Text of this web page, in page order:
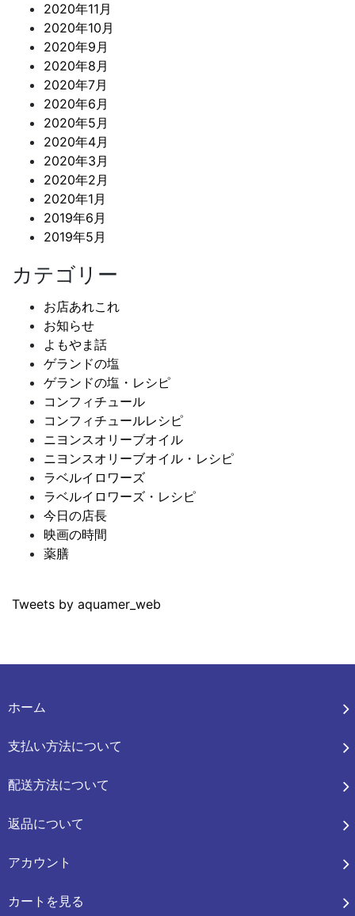
2020年11月
2020年10月
2020年9月
2020年8月
2020年7月
2020年6月
2020年5月
2020年4月
2020年3月
2020年2月
2020年1月
2019年6月
2019年5月
カテゴリー
お店あれこれ
お知らせ
よもやま話
ゲランドの塩
ゲランドの塩・レシピ
コンフィチュール
コンフィチュールレシピ
ニヨンスオリーブオイル
ニヨンスオリーブオイル・レシピ
ラベルイロワーズ
ラベルイロワーズ・レシピ
今日の店長
映画の時間
薬膳
Tweets by aquamer_web
ホーム
支払い方法について
配送方法について
返品について
アカウント
カートを見る